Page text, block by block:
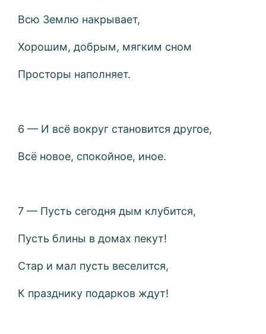
Всю Землю накрывает,
Хорошим, добрым, мягким сном
Просторы наполняет.
6 — И всё вокруг становится другое,
Всё новое, спокойное, иное.
7 — Пусть сегодня дым клубится,
Пусть блины в домах пекут!
Стар и мал пусть веселится,
К празднику подарков ждут!